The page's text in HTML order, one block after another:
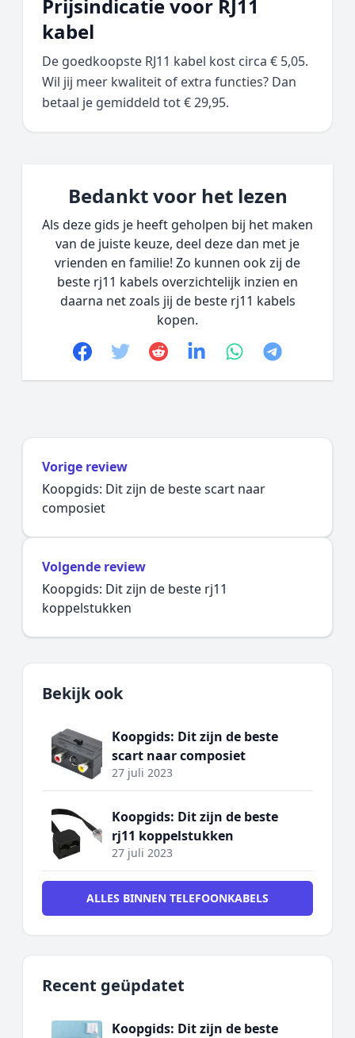
Prijsindicatie voor RJ11
kabel
De goedkoopste RJ11 kabel kost circa € 5,05.
Wil jij meer kwaliteit of extra functies? Dan
betaal je gemiddeld tot € 29,95.
Bedankt voor het lezen
Als deze gids je heeft geholpen bij het maken
van de juiste keuze, deel deze dan met je
vrienden en familie! Zo kunnen ook zij de
beste rj11 kabels overzichtelijk inzien en
daarna net zoals jij de beste rj11 kabels
kopen.
Facebook
TwitterRedditlinkedinwhatsapp
telegram
Vorige review
Koopgids: Dit zijn de beste scart naar
composiet
Volgende review
Koopgids: Dit zijn de beste rj11
koppelstukken
Bekijk ook
Koopgids: Dit zijn de beste
scart naar composiet
27 juli 2023
Koopgids: Dit zijn de beste
rj11 koppelstukken
27 juli 2023
ALLES BINNEN TELEFOONKABELS
Recent geüpdatet
Koopgids: Dit zijn de beste